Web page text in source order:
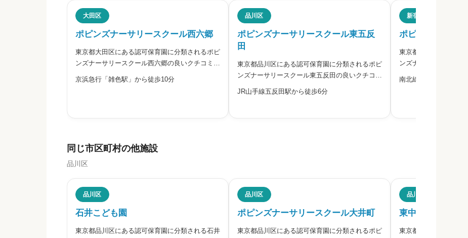
※本名や誤解される名前の使用はご遠慮ください。
星の数をお選びください
職員の人間関係
大田区
ポピンズナーサリースクール西六郷
東京都大田区にある認可保育園に分類されるポピ
ンズナーサリースクール西六郷の良いクチコミ・
悪いクチコミを合わせて評判をご紹介します。運
京浜急行「雑色駅」から徒歩10分
品川区
ポピンズナーサリースクール東五反
田
東京都品川区にある認可保育園に分類されるポピ
ンズナーサリースクール東五反田の良いクチコ
ミ・悪いクチコミを合わせて評判をご紹介しま
0〜2歳児を中心に受け入れており
JR山手線五反田駅から徒歩6分
新宿区
ポピンズナーサ
東京都新宿区にある認
ンズナーサリースクー
悪いクチコミを合わせ
南北線「四ッ谷駅」か
同じ市区町村の他施設
品川区
品川区
石井こども園
東京都品川区にある認可保育園に分類される石井
品川区
ポピンズナーサリースクール大井町
東京都品川区にある認可保育園に分類されるポピ
品川区
東中延保育園
東京都品川区にある認